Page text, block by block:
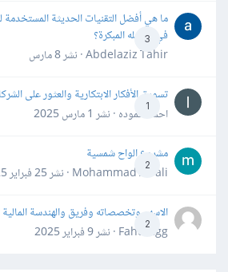
3
ما هي أفضل التقنيات الحديثة
في مراحله المبكرة؟
Abdelaziz Tahir · نشر
8 مارس
1
تسويق الأفكار الابتكارية والعثور على
احمد حموده · نشر 1 مارس 2025
2
مشروع الواح شمسية
Mohammad Awali · نشر
25 فبراير 2025
2
الاسهم وتخصصاته وفريق والهندسة المالية
Fahd Ggg · نشر
9 فبراير 2025